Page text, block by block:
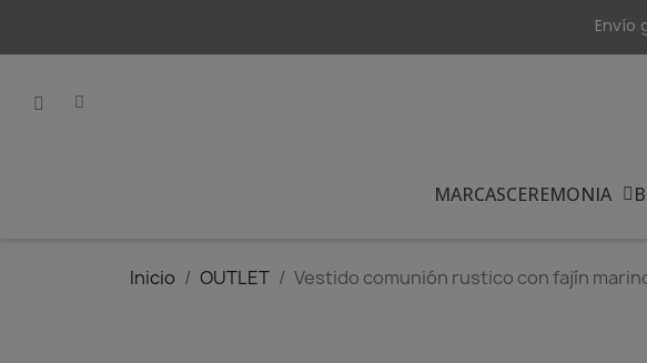
Envío
MARCASCEREMONIA
Inicio OUTLET Vestido comunión rustico con fajín